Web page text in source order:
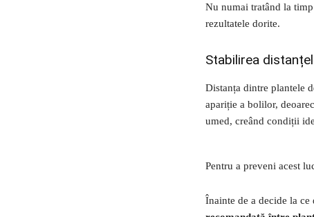
Nu numai tratând la
rezultatele dorite.
Stabilirea
Distanța dintre plantele
apariție a bolilor,
umed, creând condiții
Pentru a preveni acest
Înainte de a decide la